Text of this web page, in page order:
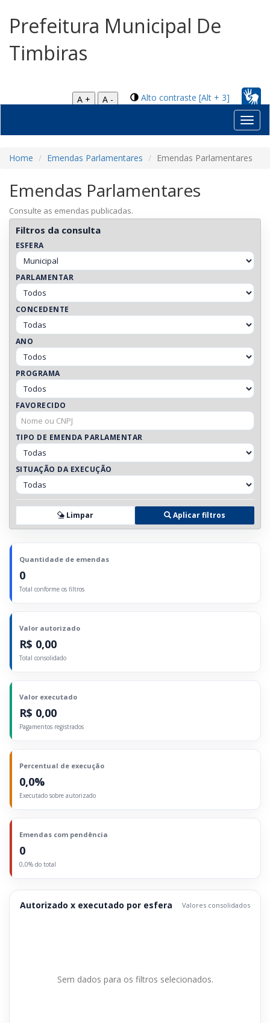
Prefeitura Municipal De
Timbiras
Alto contraste [Alt + 3]
A +
A -
Home Emendas Parlamentares Emendas Parlamentares
Emendas Parlamentares
Consulte as emendas publicadas.
Filtros da consulta
ESFERA
PARLAMENTAR
CONCEDENTE
ANO
PROGRAMA
FAVORECIDO
TIPO DE EMENDA PARLAMENTAR
SITUAÇÃO DA EXECUÇÃO
Limpar Aplicar filtros
Quantidade de emendas
0
Total conforme os filtros
Valor autorizado
R$ 0,00
Total consolidado
Valor executado
R$ 0,00
Pagamentos registrados
Percentual de execução
0,0%
Executado sobre autorizado
Emendas com pendência
0
0,0% do total
Autorizado x executado por esfera Valores consolidados
Sem dados para os filtros selecionados.